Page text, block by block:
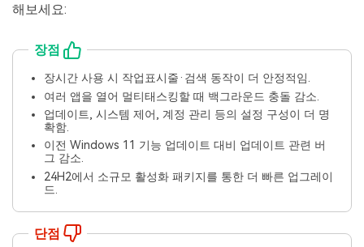
해보세요:
장점
장시간 사용 시 작업표시줄·검색 동작이 더 안정적임.
여러 앱을 열어 멀티태스킹할 때 백그라운드 충돌 감소.
업데이트, 시스템 제어, 계정 관리 등의 설정 구성이 더 명
확함.
이전 Windows 11 기능 업데이트 대비 업데이트 관련 버
그 감소.
24H2에서 소규모 활성화 패키지를 통한 더 빠른 업그레이
드.
단점